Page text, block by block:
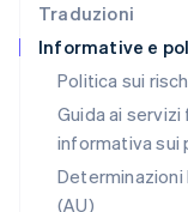
Traduzioni
Informative e
Politica sui
Guida ai
informativa sui
(AU)
Repubblica
English
Romania
Singapore
English简体中文
Slovacchia
English